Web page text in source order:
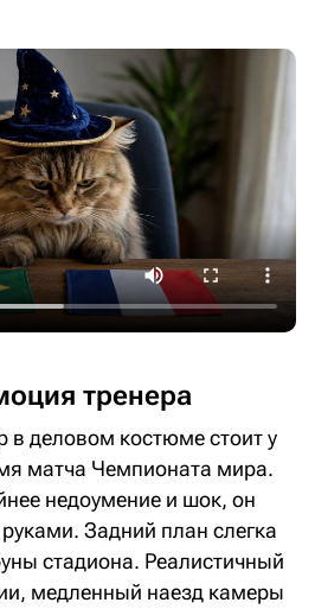
тренера
в деловом костюме стоит у
матча Чемпионата мира.
недоумение и шок, он
руками. Задний план слегка
стадиона. Реалистичный
медленный наезд камеры